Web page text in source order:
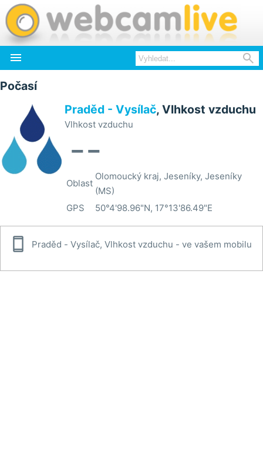
 
Počasí
Praděd - Vysílač, Vlhkost vzduchu
Vlhkost vzduchu
--
Oblast
Olomoucký kraj, Jeseníky, Jeseníky
(MS)
GPS
50°4'98.96"N, 17°13'86.49"E
 Praděd - Vysílač, Vlhkost vzduchu - ve vašem mobilu